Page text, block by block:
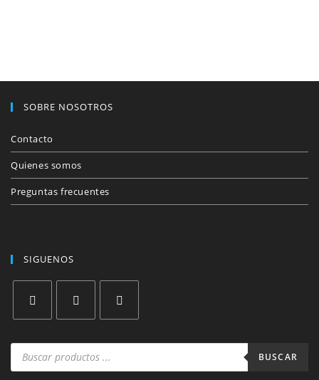
SOBRE NOSOTROS
Contacto
Quienes somos
Preguntas frecuentes
SIGUENOS
abre
en
abre
en
abre
en
Búsqueda
productos
BUSCAR